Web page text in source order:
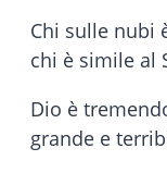
Chi sulle nubi
chi è simile al
Dio è
grande e